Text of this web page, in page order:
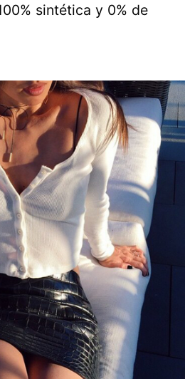
sintética y 0% de